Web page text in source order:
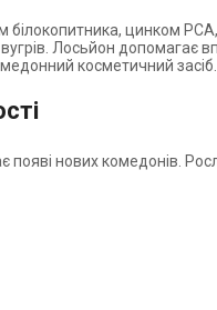
білокопитника, цинком
Лосьйон допомагає
косметичний засіб.
нових комедонів.